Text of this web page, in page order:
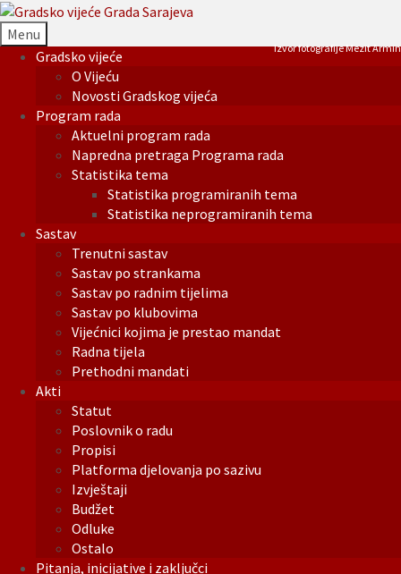
Menu
Gradsko vijeće
O Vijeću
Novosti Gradskog vijeća
Program rada
Aktuelni program rada
Napredna pretraga Programa rada
Statistika tema
Statistika programiranih tema
Statistika neprogramiranih tema
Sastav
Trenutni sastav
Sastav po strankama
Sastav po radnim tijelima
Sastav po klubovima
Vijećnici kojima je prestao mandat
Radna tijela
Prethodni mandati
Akti
Statut
Poslovnik o radu
Propisi
Platforma djelovanja po sazivu
Izvještaji
Budžet
Odluke
Ostalo
Pitanja, inicijative i zaključci
Izvor fotografije Mezit Armin